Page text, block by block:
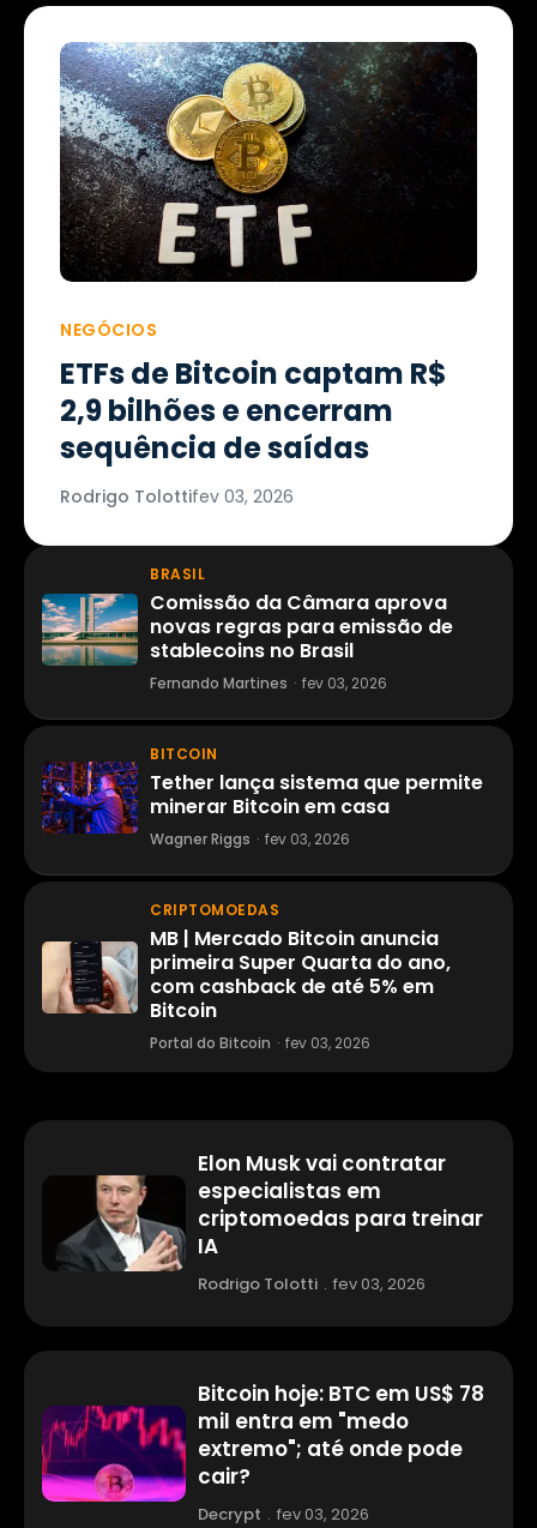
NEGÓCIOS
ETFs de Bitcoin captam R$
2,9 bilhões e encerram
sequência de saídas
Rodrigo Tolottifev 03, 2026
BRASIL
Comissão da Câmara aprova
novas regras para emissão de
stablecoins no Brasil
Fernando Martines · fev 03, 2026
BITCOIN
Tether lança sistema que permite
minerar Bitcoin em casa
Wagner Riggs · fev 03, 2026
CRIPTOMOEDAS
MB | Mercado Bitcoin anuncia
primeira Super Quarta do ano,
com cashback de até 5% em
Bitcoin
Portal do Bitcoin · fev 03, 2026
Elon Musk vai contratar
especialistas em
criptomoedas para treinar
IA
Rodrigo Tolotti . fev 03, 2026
Bitcoin hoje: BTC em US$ 78
mil entra em "medo
extremo"; até onde pode
cair?
Decrypt . fev 03, 2026